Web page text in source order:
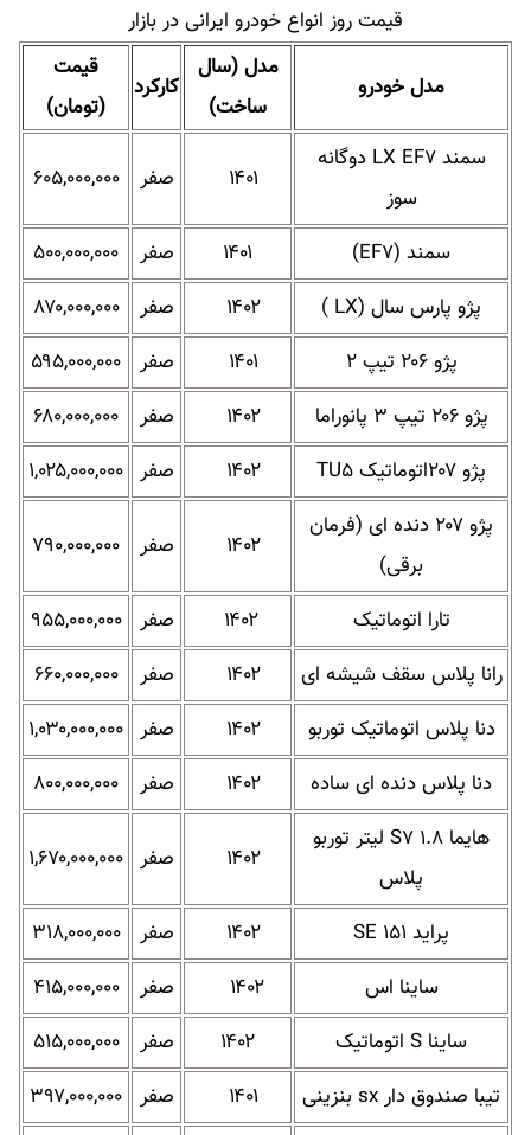
قیمت روز انواع خودرو ایرانی در بازار
مدل خودرو
مدل (سال
ساخت)
کارکرد
قیمت
(تومان)
سمند LX EF۷ دوگانه
سوز
۱۴۰۱ صفر ۶۰۵,۰۰۰,۰۰۰
سمند (EF۷) ۱۴۰۱ صفر
۵۰۰,۰۰۰,۰۰۰
پژو پارس سال (LX )
۱۴۰۲ صفر
۸۷۰,۰۰۰,۰۰۰
پژو ۲۰۶ تیپ ۲
۱۴۰۱ صفر
۵۹۵,۰۰۰,۰۰۰
پژو ۲۰۶ تیپ ۳ پانوراما
۱۴۰۲ صفر
۶۸۰,۰۰۰,۰۰۰
پژو ۲۰۷اتوماتیک TU۵
۱۴۰۲ صفر ۱,۰۲۵,۰۰۰,۰۰۰
پژو ۲۰۷ دنده ای (فرمان
برقی)
۱۴۰۲ صفر ۷۹۰,۰۰۰,۰۰۰
تارا اتوماتیک ۱۴۰۲ صفر
۹۵۵,۰۰۰,۰۰۰
رانا پلاس سقف شیشه ای
۱۴۰۲ صفر
۶۶۰,۰۰۰,۰۰۰
دنا پلاس اتوماتیک توربو
۱۴۰۲ صفر ۱,۰۳۰,۰۰۰,۰۰۰
دنا پلاس دنده ای ساده
۱۴۰۲ صفر
۸۰۰,۰۰۰,۰۰۰
هایما S۷ ۱.۸ لیتر توربو
پلاس
۱۴۰۲ صفر ۱,۶۷۰,۰۰۰,۰۰۰
پراید SE ۱۵۱ ۱۴۰۲ صفر
۳۱۸,۰۰۰,۰۰۰
ساینا اس
۱۴۰۲ صفر
۴۱۵,۰۰۰,۰۰۰
ساینا S اتوماتیک
۱۴۰۲ صفر
۵۱۵,۰۰۰,۰۰۰
تیبا صندوق دار sx بنزینی
۱۴۰۱ صفر ۳۹۷,۰۰۰,۰۰۰